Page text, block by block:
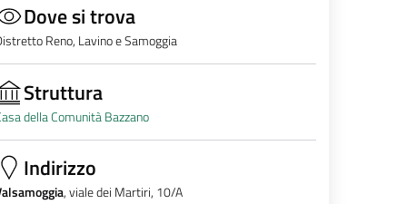
Dove si trova
Reno, Lavino e Samoggia
Struttura
della Comunità Bazzano
Indirizzo
, viale dei Martiri, 10/A